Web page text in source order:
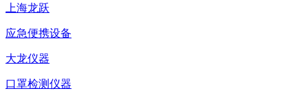
上海龙跃
应急便携设备
大龙仪器
口罩检测仪器